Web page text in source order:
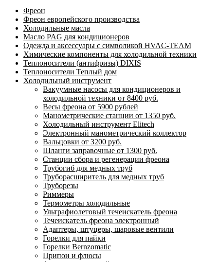
Фреон
Фреон европейского производства
Холодильные масла
Масло PAG для кондиционеров
Одежда и аксессуары с символикой HVAC-TEAM
Химические компоненты для холодильной техники
Теплоносители (антифризы) DIXIS
Теплоносители Теплый дом
Холодильный инструмент
Вакуумные насосы для кондиционеров и
холодильной техники от 8400 руб.
Весы фреона от 5900 рублей
Манометрические станции от 1350 руб.
Холодильный инструмент Elitech
Электронный манометрический коллектор
Вальцовки от 3200 руб.
Шланги заправочные от 1300 руб.
Станции сбора и регенерации фреона
Трубогиб для медных труб
Труборасширитель для медных труб
Труборезы
Риммеры
Термометры холодильные
Ультрафиолетовый течеискатель фреона
Течеискатель фреона электронный
Адаптеры, штуцеры, шаровые вентили
Горелки для пайки
Горелки Bernzomatic
Припои и флюсы